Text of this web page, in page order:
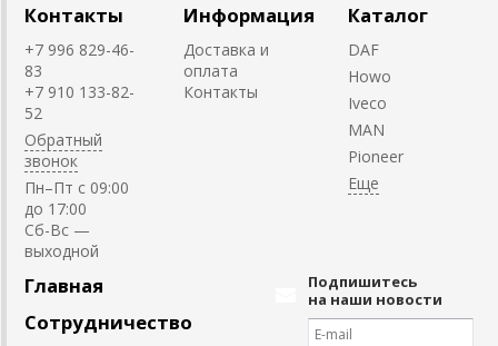
Контакты
+7 996 829-46-
83
+7 910 133-82-
52
Обратный
звонок
Пн–Пт с 09:00
до 17:00
Cб-Вс —
выходной
Информация
Доставка и
оплата
Контакты
Каталог
DAF
Howo
Iveco
MAN
Pioneer
Главная
Сотрудничество
Подпишитесь
на наши новости